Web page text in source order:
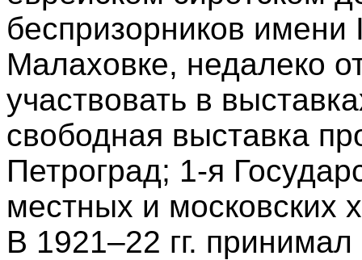
беспризорников
Малаховке, недалеко
участвовать в
свободная выставка
Петроград; 1-я
местных и московских
В 1921–22 гг.